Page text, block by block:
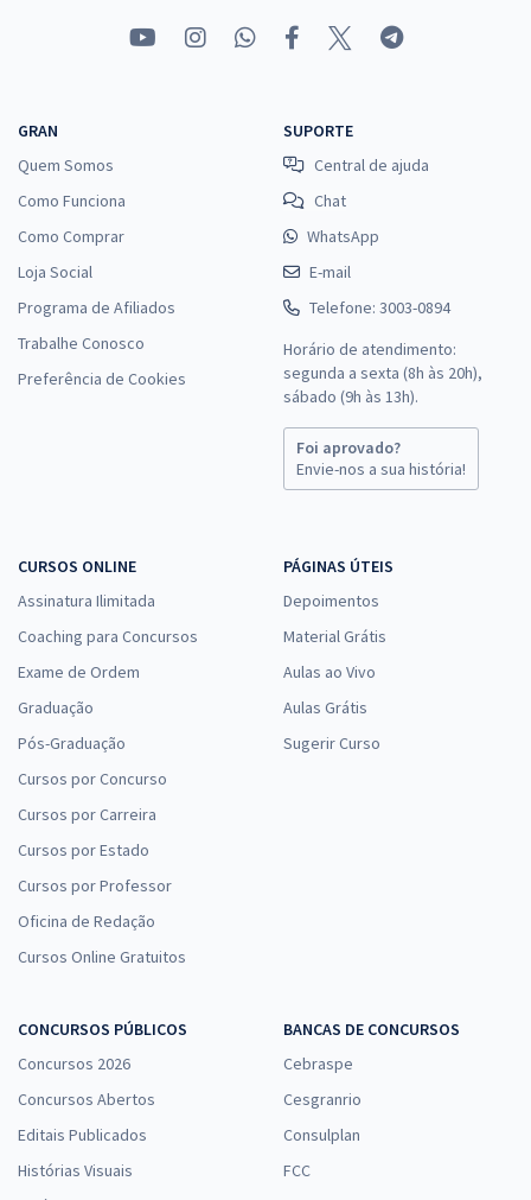
GRAN
Quem Somos
Como Funciona
Como Comprar
Loja Social
Programa de Afiliados
Trabalhe Conosco
Preferência de Cookies
SUPORTE
Central de ajuda
Chat
WhatsApp
E-mail
Telefone: 3003-0894
Horário de atendimento:
segunda a sexta (8h às 20h),
sábado (9h às 13h).
Foi aprovado?
Envie-nos a sua história!
CURSOS ONLINE
Assinatura Ilimitada
Coaching para Concursos
Exame de Ordem
Graduação
Pós-Graduação
Cursos por Concurso
Cursos por Carreira
Cursos por Estado
Cursos por Professor
Oficina de Redação
Cursos Online Gratuitos
PÁGINAS ÚTEIS
Depoimentos
Material Grátis
Aulas ao Vivo
Aulas Grátis
Sugerir Curso
CONCURSOS PÚBLICOS
Concursos 2026
Concursos Abertos
Editais Publicados
Histórias Visuais
BANCAS DE CONCURSOS
Cebraspe
Cesgranrio
Consulplan
FCC